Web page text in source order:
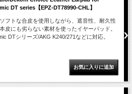
DT series【EPZ-DT78990-CHL】
フトな合皮を使用しながら、遮音性、耐久性
皮にも劣らない素材を使ったイヤーパッド。
DTシリーズ/AKG K240/271などに対応。